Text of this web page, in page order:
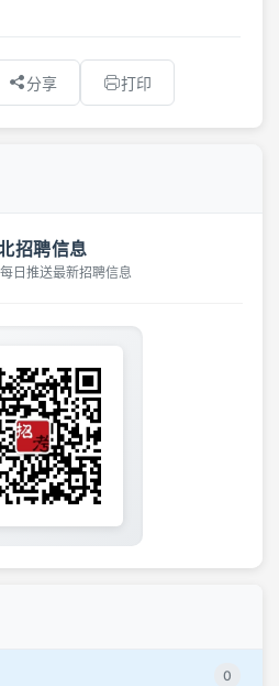
分享 打印
招聘信息
日推送最新招聘信息
0